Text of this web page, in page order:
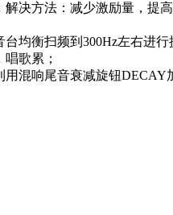
方法：减少激励量，提高
衡扫频到300Hz左右进行
歌累；
响尾音衰减旋钮DECAY